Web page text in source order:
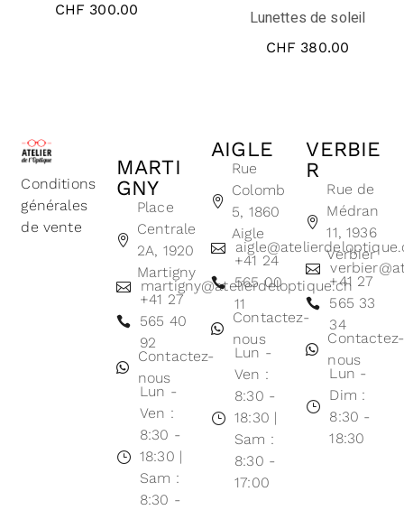
CHF 300.00 Lunettes de soleil
CHF 380.00
Conditions
générales
de vente
MARTI
GNY
Place
Centrale
2A, 1920
Martigny
martigny@atelierdeloptique.ch
+41 27
565 40
92
Contactez-
nous
Lun -
Ven :
8:30 -
18:30 |
Sam :
8:30 -
AIGLE
Rue
Colomb
5, 1860
Aigle
+41 24
565 00
11
Contactez-
nous
Lun -
Ven :
8:30 -
18:30 |
Sam :
8:30 -
17:00
VERBIE
R
Rue de
Médran
11, 1936
Verbier
+41 27
565 33
34
Contactez-
nous
Lun -
Dim :
8:30 -
18:30